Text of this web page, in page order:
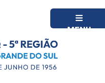
MENU